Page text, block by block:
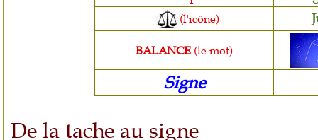
(l'icône)
BALANCE (le mot)
Signe
De la tache au signe